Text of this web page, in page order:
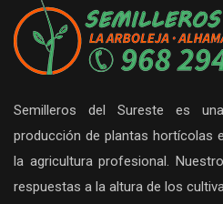
Semilleros del Sureste es
producción de plantas hortícolas
la agricultura profesional.
respuestas a la altura de los